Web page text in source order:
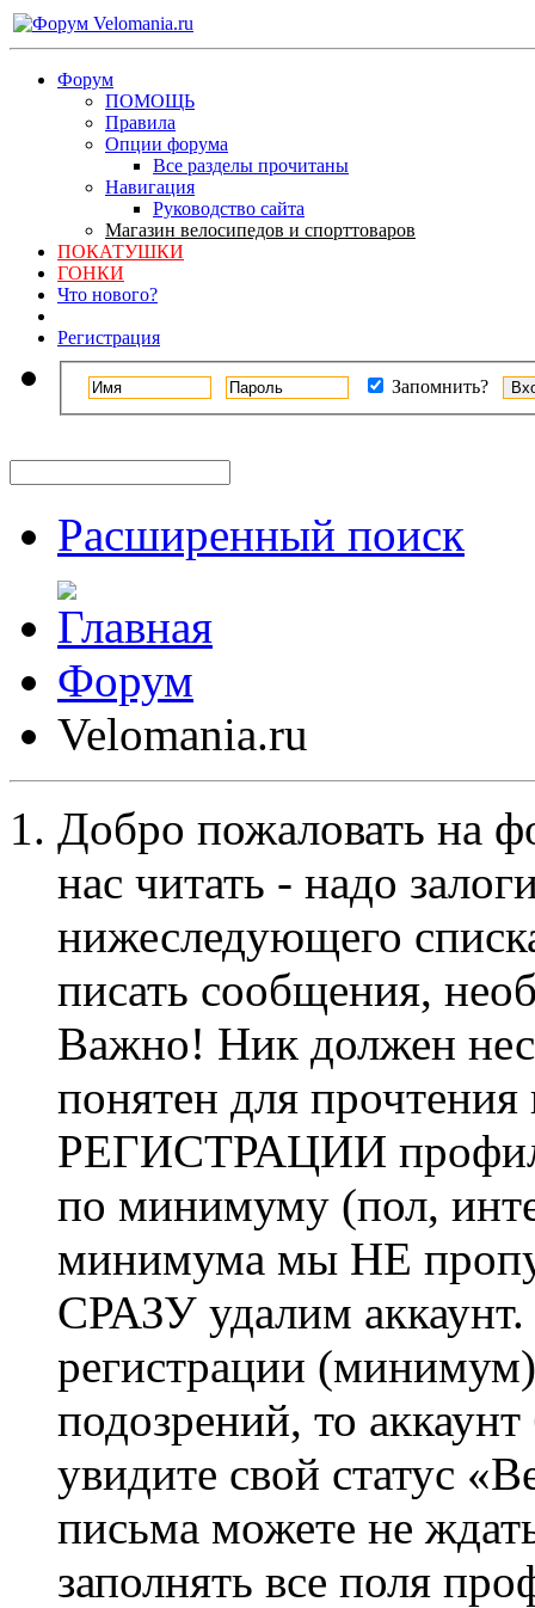
Форум
ПОМОЩЬ
Правила
Опции форума
Все разделы прочитаны
Навигация
Руководство сайта
Магазин велосипедов и спорттоваров
ПОКАТУШКИ
ГОНКИ
Что нового?
Регистрация
Запомнить?
Расширенный поиск
Форум
Velomania.ru
Добро пожаловать на
нас читать - надо
нижеследующего
писать сообщения,
Важно! Ник должен
понятен для
РЕГИСТРАЦИИ профиль
по минимуму (пол,
минимума мы НЕ
СРАЗУ удалим
регистрации
подозрений, то
увидите свой статус
письма можете не
заполнять все поля